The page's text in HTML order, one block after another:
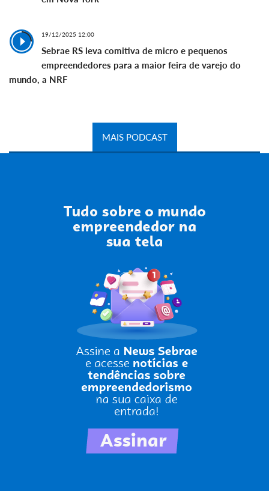
19/12/2025 12:00
Sebrae RS leva comitiva de micro e pequenos
empreendedores para a maior feira de varejo do
mundo, a NRF
MAIS PODCAST